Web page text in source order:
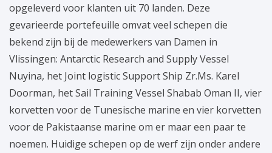
opgeleverd voor klanten uit 70 landen. Deze
gevarieerde portefeuille omvat veel schepen die
bekend zijn bij de medewerkers van Damen in
Vlissingen: Antarctic Research and Supply Vessel
Nuyina, het Joint logistic Support Ship Zr.Ms. Karel
Doorman, het Sail Training Vessel Shabab Oman II, vier
korvetten voor de Tunesische marine en vier korvetten
voor de Pakistaanse marine om er maar een paar te
noemen. Huidige schepen op de werf zijn onder andere